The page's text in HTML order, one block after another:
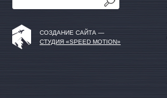
СОЗДАНИЕ САЙТА —
СТУДИЯ «SPEED MOTION»